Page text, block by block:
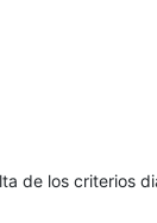
de los criterios